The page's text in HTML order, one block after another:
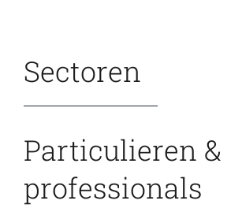
Sectoren
Particulieren &
professionals